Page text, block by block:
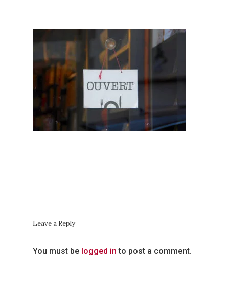
Leave a Reply
You must be logged in to post a comment.
Accueil
Au Menu…
Les Horaires
Autour Du